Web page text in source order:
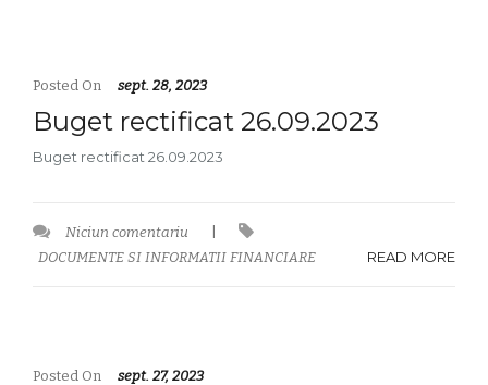
Posted On sept. 28, 2023
Buget rectificat 26.09.2023
Buget rectificat 26.09.2023
Niciun comentariu
DOCUMENTE SI INFORMATII FINANCIARE
READ MORE
Posted On sept. 27, 2023